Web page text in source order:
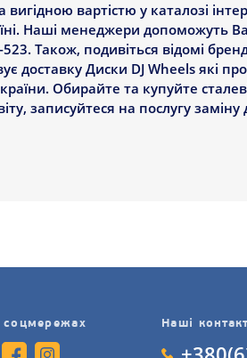
вартістю у каталозі
Наші менеджери допоможуть
Також, подивіться відомі
доставку Диски DJ Wheels які
Обирайте та купуйте
записуйтеся на послугу
Наші